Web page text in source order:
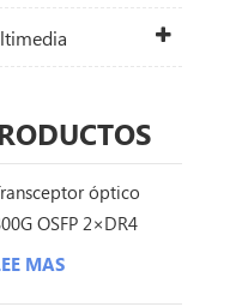
óptico
OSFP 2×DR4
500M MPO12
MAS